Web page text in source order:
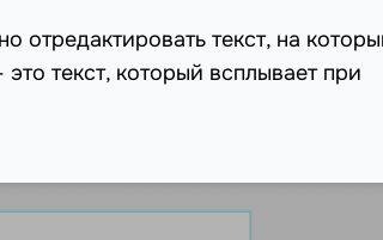
отредактировать текст, на
текст, который всплывает при